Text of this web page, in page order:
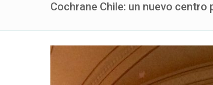
Cochrane Chile: un nuevo